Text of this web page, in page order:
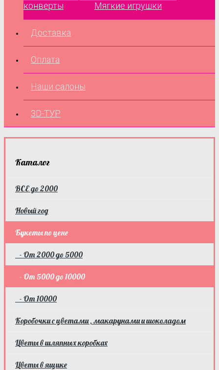
конверты Мягкие игрушки
Доставка
Оплата
Наши салоны
3D-ТУР
Каталог
ВСЕ до 2000
Новый год
Букеты по цене
- От 2000 до 5000
- От 5000 до 10000
- От 10000
Коробочки с цветами , макарунами и шоколадом
Цветы в шляпных коробках
Цветы в ящике